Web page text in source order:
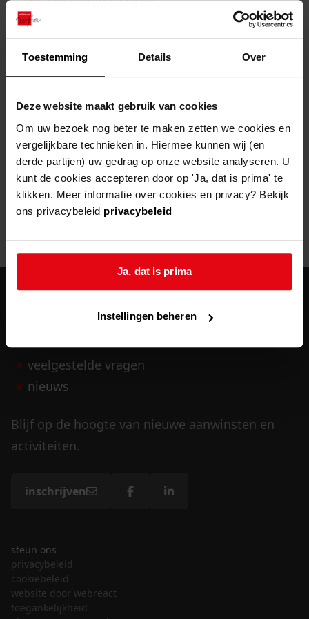
Toestemming Details Over
Deze website maakt gebruik van cookies
Om uw bezoek nog beter te maken zetten we cookies en
vergelijkbare technieken in. Hiermee kunnen wij (en
derde partijen) uw gedrag op onze website analyseren. U
kunt de cookies accepteren door op 'Ja, dat is prima' te
klikken. Meer informatie over cookies en privacy? Bekijk
ons privacybeleid privacybeleid
Ja, dat is prima
Instellingen beheren
bouwvergunningen
omgevingsvergunningen
vergunningen
uitleg nodig?
Wij helpen u op weg met een aantal zoektips.
bekijk alle zoektips
Wij helpen u op weg met een aantal zoektips.
bekijk alle zoektips
bekijk ons geschiedenislokaal
advisering en toezicht
beleidsplan
gemeenschappelijke regeling
publiek jaarverslag
steun het archief
U kunt ook Vriend worden en het Westfries
Archief steunen.
meer weten
zoektips
Door een fout tijdens het verwerken van deze pagina is het niet
404- Not Found
Mogelijk kunt u deze pagina niet bezoeken door:
een verouderde bladwijzer/favoriet
veelgestelde vragen
nieuws
Blijf op de hoogte van nieuwe aanwinsten en
activiteiten.
inschrijven
steun ons
privacybeleid
cookiebeleid
website door webreact
toegankelijkheid